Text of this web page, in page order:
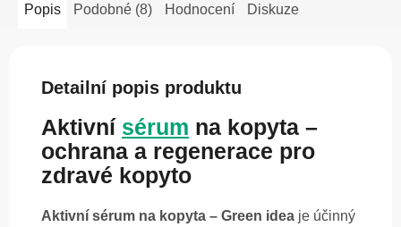
Popis Podobné (8) Hodnocení Diskuze
Detailní popis produktu
Aktivní sérum na kopyta –
ochrana a regenerace pro
zdravé kopyto
Aktivní sérum na kopyta – Green idea je účinný